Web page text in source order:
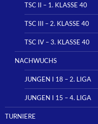
TSC II – 1. KLASSE 40
TSC III – 2. KLASSE 40
TSC IV – 3. KLASSE 40
NACHWUCHS
JUNGEN I 18 – 2. LIGA
JUNGEN I 15 – 4. LIGA
TURNIERE